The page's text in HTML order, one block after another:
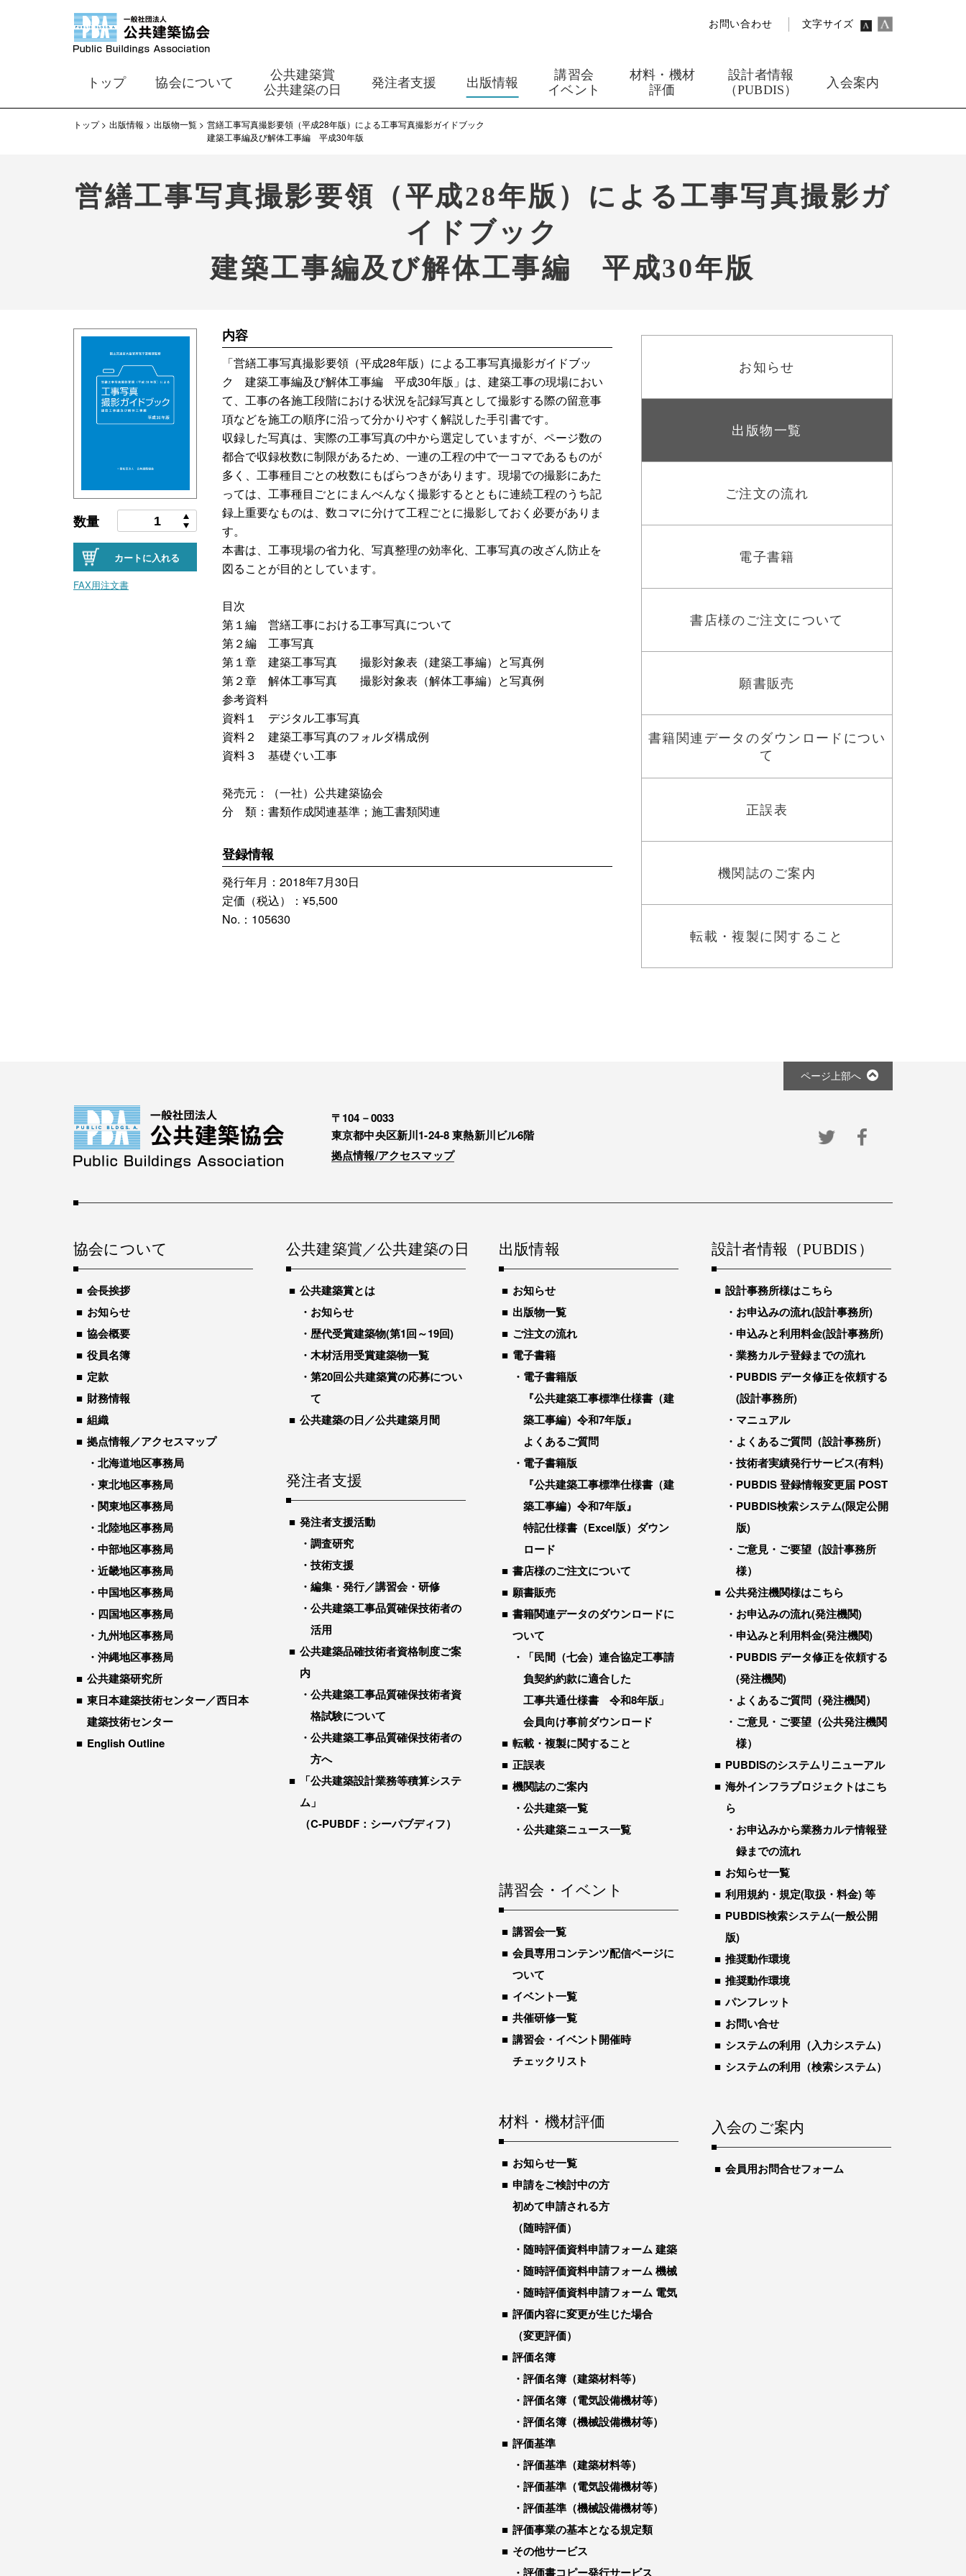
お問い合わせ 文字サイズ
トップ 協会について
公共建築賞
公共建築の日
発注者支援 出版情報
講習会
イベント
材料・機材
評価
設計者情報
（PUBDIS）
入会案内
トップ 出版情報 出版物一覧
営繕工事写真撮影要領（平成28年版）による工事写真撮影ガイドブック
建築工事編及び解体工事編 平成30年版
営繕工事写真撮影要領（平成28年版）による工事写真撮影ガ
イドブック
建築工事編及び解体工事編 平成30年版
数量
カートに入れる
FAX用注文書
内容
「営繕工事写真撮影要領（平成28年版）による工事写真撮影ガイドブッ
ク 建築工事編及び解体工事編 平成30年版」は、建築工事の現場におい
て、工事の各施工段階における状況を記録写真として撮影する際の留意事
項などを施工の順序に沿って分かりやすく解説した手引書です。
収録した写真は、実際の工事写真の中から選定していますが、ページ数の
都合で収録枚数に制限があるため、一連の工程の中で一コマであるものが
多く、工事種目ごとの枚数にもばらつきがあります。現場での撮影にあた
っては、工事種目ごとにまんべんなく撮影するとともに連続工程のうち記
録上重要なものは、数コマに分けて工程ごとに撮影しておく必要がありま
す。
本書は、工事現場の省力化、写真整理の効率化、工事写真の改ざん防止を
図ることが目的としています。
目次
第１編 営繕工事における工事写真について
第２編 工事写真
第１章 建築工事写真 撮影対象表（建築工事編）と写真例
第２章 解体工事写真 撮影対象表（解体工事編）と写真例
参考資料
資料１ デジタル工事写真
資料２ 建築工事写真のフォルダ構成例
資料３ 基礎ぐい工事
発売元：（一社）公共建築協会
分 類：書類作成関連基準；施工書類関連
登録情報
発行年月：2018年7月30日
定価（税込）：¥5,500
No.：105630
お知らせ
出版物一覧
ご注文の流れ
電子書籍
書店様のご注文について
願書販売
書籍関連データのダウンロードについ
て
正誤表
機関誌のご案内
転載・複製に関すること
ページ上部へ
〒104－0033
東京都中央区新川1-24-8 東熱新川ビル6階
拠点情報/アクセスマップ
協会について
会長挨拶
お知らせ
協会概要
役員名簿
定款
財務情報
組織
拠点情報／アクセスマップ
北海道地区事務局
東北地区事務局
関東地区事務局
北陸地区事務局
中部地区事務局
近畿地区事務局
中国地区事務局
四国地区事務局
九州地区事務局
沖縄地区事務局
公共建築研究所
東日本建築技術センター／西日本
建築技術センター
English Outline
公共建築賞／公共建築の日
公共建築賞とは
お知らせ
歴代受賞建築物(第1回～19回)
木材活用受賞建築物一覧
第20回公共建築賞の応募につい
て
公共建築の日／公共建築月間
発注者支援
発注者支援活動
調査研究
技術支援
編集・発行／講習会・研修
公共建築工事品質確保技術者の
活用
公共建築品確技術者資格制度ご案
内
公共建築工事品質確保技術者資
格試験について
公共建築工事品質確保技術者の
方へ
「公共建築設計業務等積算システ
ム」
（C-PUBDF：シーパブディフ）
出版情報
お知らせ
出版物一覧
ご注文の流れ
電子書籍
電子書籍版
『公共建築工事標準仕様書（建
築工事編）令和7年版』
よくあるご質問
電子書籍版
『公共建築工事標準仕様書（建
築工事編）令和7年版』
特記仕様書（Excel版）ダウン
ロード
書店様のご注文について
願書販売
書籍関連データのダウンロードに
ついて
「民間（七会）連合協定工事請
負契約約款に適合した
工事共通仕様書 令和8年版」
会員向け事前ダウンロード
転載・複製に関すること
正誤表
機関誌のご案内
公共建築一覧
公共建築ニュース一覧
講習会・イベント
講習会一覧
会員専用コンテンツ配信ページに
ついて
イベント一覧
共催研修一覧
講習会・イベント開催時
チェックリスト
材料・機材評価
お知らせ一覧
申請をご検討中の方
初めて申請される方
（随時評価）
随時評価資料申請フォーム 建築
随時評価資料申請フォーム 機械
随時評価資料申請フォーム 電気
評価内容に変更が生じた場合
（変更評価）
評価名簿
評価名簿（建築材料等）
評価名簿（電気設備機材等）
評価名簿（機械設備機材等）
評価基準
評価基準（建築材料等）
評価基準（電気設備機材等）
評価基準（機械設備機材等）
評価事業の基本となる規定類
その他サービス
評価書コピー発行サービス
設計者情報（PUBDIS）
設計事務所様はこちら
お申込みの流れ(設計事務所)
申込みと利用料金(設計事務所)
業務カルテ登録までの流れ
PUBDIS データ修正を依頼する
(設計事務所)
マニュアル
よくあるご質問（設計事務所）
技術者実績発行サービス(有料)
PUBDIS 登録情報変更届 POST
PUBDIS検索システム(限定公開
版)
ご意見・ご要望（設計事務所
様）
公共発注機関様はこちら
お申込みの流れ(発注機関)
申込みと利用料金(発注機関)
PUBDIS データ修正を依頼する
(発注機関)
よくあるご質問（発注機関）
ご意見・ご要望（公共発注機関
様）
PUBDISのシステムリニューアル
海外インフラプロジェクトはこち
ら
お申込みから業務カルテ情報登
録までの流れ
お知らせ一覧
利用規約・規定(取扱・料金) 等
PUBDIS検索システム(一般公開
版)
推奨動作環境
推奨動作環境
パンフレット
お問い合せ
システムの利用（入力システム）
システムの利用（検索システム）
入会のご案内
会員用お問合せフォーム